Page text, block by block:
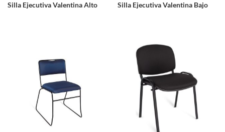
Silla Ejecutiva Valentina Alto Silla Ejecutiva Valentina Bajo